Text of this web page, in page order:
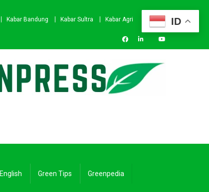
Kabar Bandung Kabar Sultra
Kabar Agri
English Green Tips Greenpedia
ID